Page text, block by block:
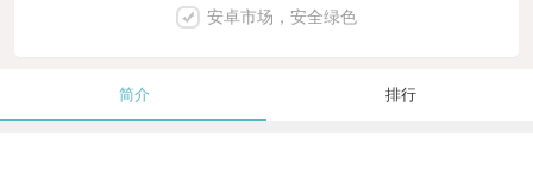
安卓市场，安全绿色
简介 排行